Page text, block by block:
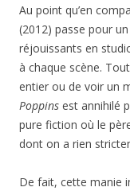
Au point qu’en
(2012) passe pour
réjouissants en
à chaque scène.
entier ou de voir un
Poppins est annihilé
pure fiction où le
dont on a rien
De fait, cette manie